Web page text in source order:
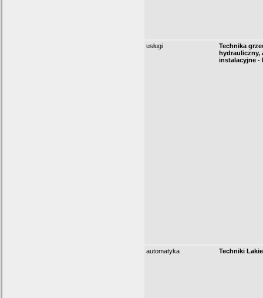
usługi
Technika
hydrauliczny,
instalacyjne -
automatyka Techniki